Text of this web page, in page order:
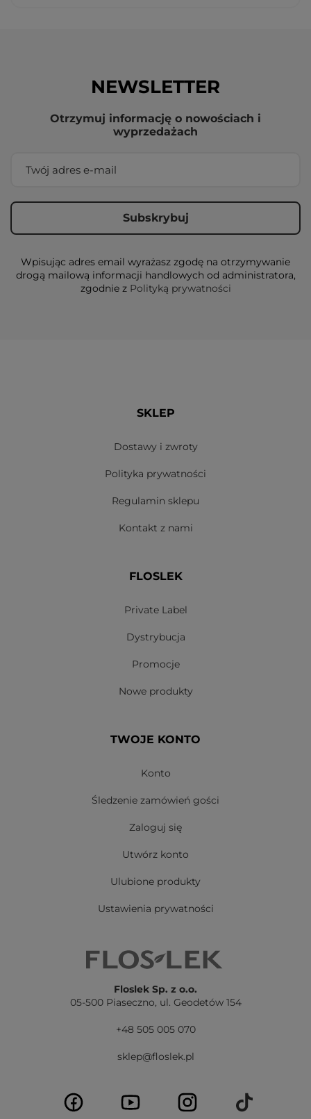
NEWSLETTER
Otrzymuj informację o nowościach i
wyprzedażach
Wpisując adres email wyrażasz zgodę na otrzymywanie
drogą mailową informacji handlowych od administratora,
zgodnie z Polityką prywatności
SKLEP
Dostawy i zwroty
Polityka prywatności
Regulamin sklepu
Kontakt z nami
FLOSLEK
Private Label
Dystrybucja
Promocje
Nowe produkty
TWOJE KONTO
Konto
Śledzenie zamówień gości
Zaloguj się
Utwórz konto
Ulubione produkty
Ustawienia prywatności
Floslek Sp. z o.o.
05-500 Piaseczno, ul. Geodetów 154
+48 505 005 070
sklep@floslek.pl